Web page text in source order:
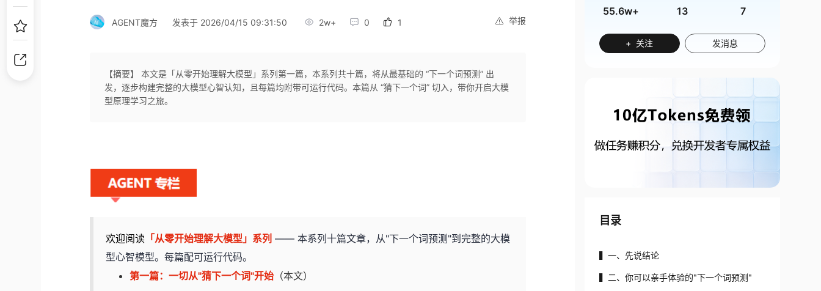
举报
AGENT魔方 发表于 2026/04/15 09:31:50 2w+ 0 1
【摘要】 本文是「从零开始理解大模型」系列第一篇，本系列共十篇，将从最基础的 “下一个词预测” 出
发，逐步构建完整的大模型心智认知，且每篇均附带可运行代码。本篇从 “猜下一个词” 切入，带你开启大模
型原理学习之旅。
欢迎阅读 「从零开始理解大模型」系列 —— 本系列十篇文章，从"下一个词预测"到完整的大模
型心智模型。每篇配可运行代码。
第一篇：一切从"猜下一个词"开始 （本文）
55.6w+ 13 7
+ 关注 发消息
目录
▍一、先说结论
▍二、你可以亲手体验的"下一个词预测"